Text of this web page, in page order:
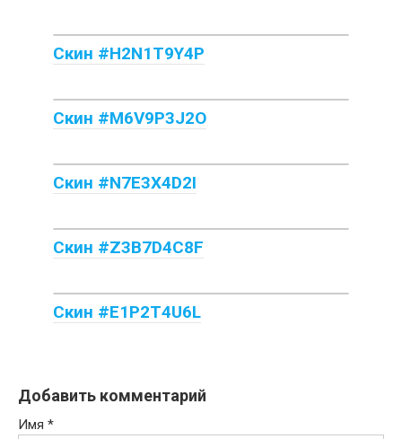
Скин #H2N1T9Y4P
Скин #M6V9P3J2O
Скин #N7E3X4D2I
Скин #Z3B7D4C8F
Скин #E1P2T4U6L
Добавить комментарий
Имя *